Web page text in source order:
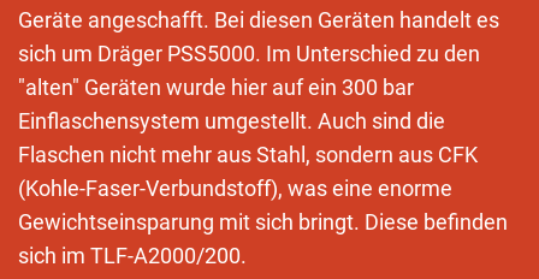
Geräte angeschafft. Bei diesen Geräten handelt es
sich um Dräger PSS5000. Im Unterschied zu den
"alten" Geräten wurde hier auf ein 300 bar
Einflaschensystem umgestellt. Auch sind die
Flaschen nicht mehr aus Stahl, sondern aus CFK
(Kohle-Faser-Verbundstoff), was eine enorme
Gewichtseinsparung mit sich bringt. Diese befinden
sich im TLF-A2000/200.